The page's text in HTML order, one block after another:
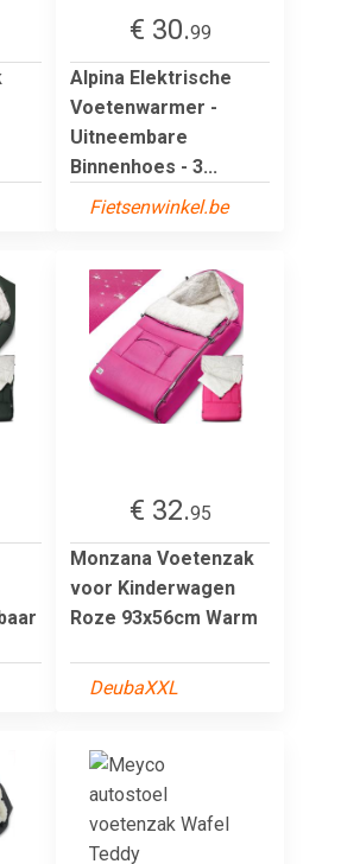
€ 30.99
Alpina Elektrische
Voetenwarmer -
Uitneembare
Binnenhoes - 3...
Fietsenwinkel.be
€ 32.95
Monzana Voetenzak
voor Kinderwagen
Roze 93x56cm Warm
DeubaXXL